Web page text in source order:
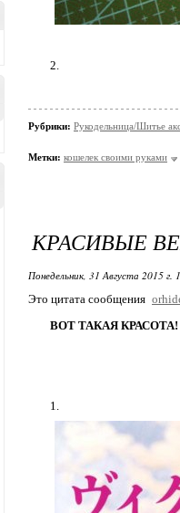
2.
Рубрики: Рукодельница/Шитье
Метки: кошелек своими руками
КРАСИВЫЕ
Понедельник, 31 Августа 2015 г.
Это цитата сообщения
ВОТ ТАКАЯ КРАСОТА!
1.